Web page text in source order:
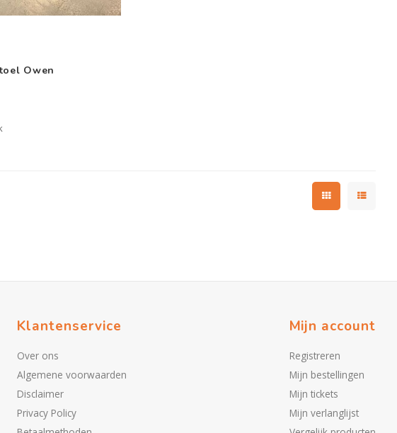
Owen
Klantenservice
Over ons
Algemene voorwaarden
Disclaimer
Privacy Policy
Mijn account
Registreren
Mijn bestellingen
Mijn tickets
Mijn verlanglijst